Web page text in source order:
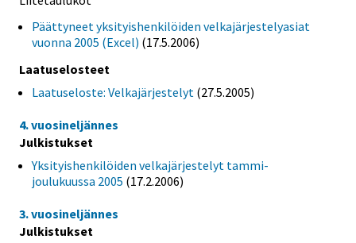
Päättyneet yksityishenkilöiden velkajärjestelyasiat
vuonna 2005 (Excel) (17.5.2006)
Laatuselosteet
Laatuseloste: Velkajärjestelyt (27.5.2005)
4. vuosineljännes
Julkistukset
Yksityishenkilöiden velkajärjestelyt tammi-
joulukuussa 2005 (17.2.2006)
3. vuosineljännes
Julkistukset